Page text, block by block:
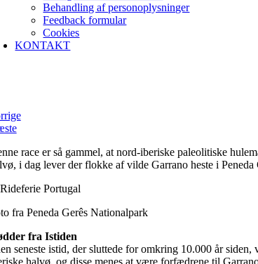
Behandling af personoplysninger
Feedback formular
Cookies
KONTAKT
race er så gammel, at nord-iberiske paleolitiske
i dag lever der flokke af vilde Garrano heste i
fra Peneda Gerês Nationalpark
fra Istiden
seneste istid, der sluttede for omkring 10.000 år
halvø, og disse menes at være forfædrene til